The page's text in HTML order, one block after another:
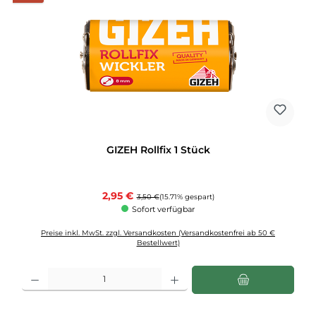
GIZEH Rollfix 1 Stück
Verkaufspreis:
2,95 € Regulärer Preis:
3,50 €(15.71% gespart)
Sofort verfügbar
Preise inkl. MwSt. zzgl. Versandkosten (Versandkostenfrei ab 50 €
Bestellwert)